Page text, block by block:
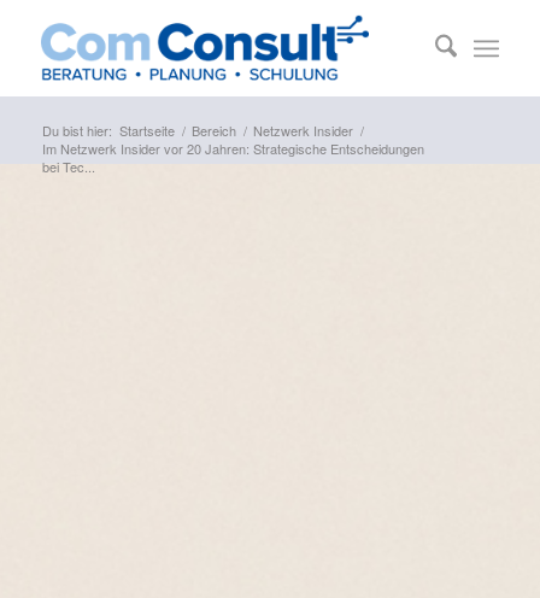
Du bist hier: Startseite / Bereich / Netzwerk Insider /
Im Netzwerk Insider vor 20 Jahren: Strategische Entscheidungen
bei Tec...